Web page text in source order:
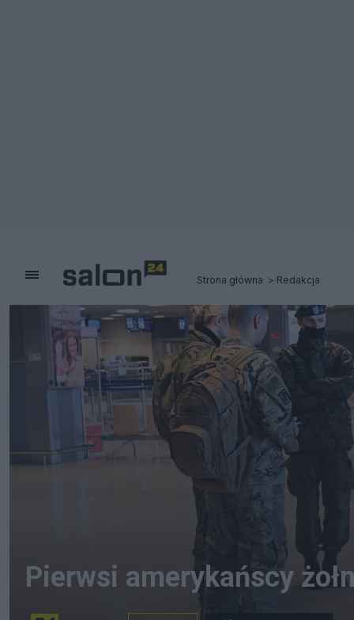
Strona główna Redakcja
Pierwsi amerykańscy